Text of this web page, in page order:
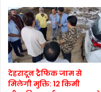
देहरादून ट्रैफिक जाम से
मिलेगी मुक्ति: 12 किमी